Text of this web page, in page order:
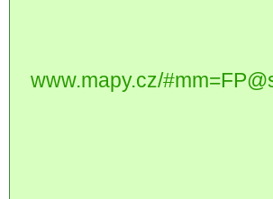
www.mapy.cz/